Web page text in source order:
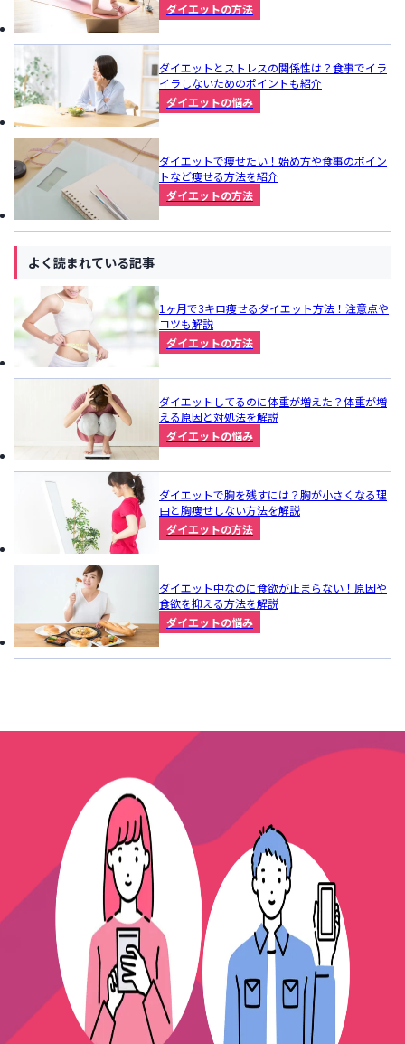
ダイエットの方法
ダイエットとストレスの関係性は？食事でイラ
イラしないためのポイントも紹介
ダイエットの悩み
ダイエットで痩せたい！始め方や食事のポイン
トなど痩せる方法を紹介
ダイエットの方法
よく読まれている記事
1ヶ月で3キロ痩せるダイエット方法！注意点や
コツも解説
ダイエットの方法
ダイエットしてるのに体重が増えた？体重が増
える原因と対処法を解説
ダイエットの悩み
ダイエットで胸を残すには？胸が小さくなる理
由と胸痩せしない方法を解説
ダイエットの方法
ダイエット中なのに食欲が止まらない！原因や
食欲を抑える方法を解説
ダイエットの悩み